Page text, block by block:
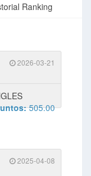
Ranking
2026-03-21
505.00
2025-04-08